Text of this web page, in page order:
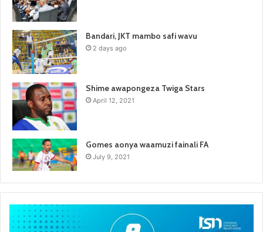
Bandari, JKT mambo safi wavu
2 days ago
Shime awapongeza Twiga Stars
April 12, 2021
Gomes aonya waamuzi fainali FA
July 9, 2021